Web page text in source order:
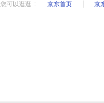
您可以逛逛 : 京东首页 京